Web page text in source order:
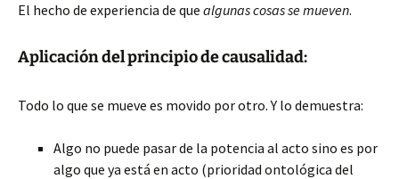
El hecho de experiencia de que algunas cosas se mueven.
Aplicación del principio de causalidad:
Todo lo que se mueve es movido por otro. Y lo demuestra:
Algo no puede pasar de la potencia al acto sino es por
algo que ya está en acto (prioridad ontológica del